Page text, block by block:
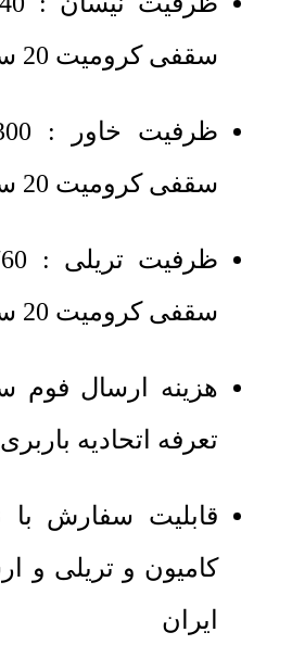
سقفی کرومیت 20 سانتی 600 گرمی
سقفی کرومیت 20 سانتی 600 گرمی
سقفی کرومیت 20 سانتی 600 گرمی
هزینه ارسال فوم
تعرفه اتحادیه
قابلیت سفارش با
کامیون و تریلی و
ایران